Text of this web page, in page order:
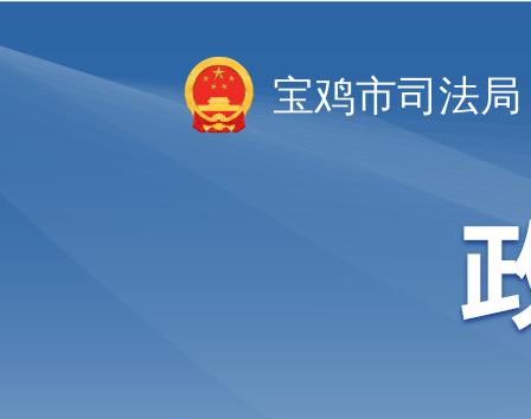
宝鸡市司法局